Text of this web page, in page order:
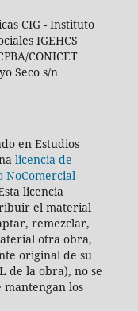
CIG - Instituto
IGEHCS
CONICET
Seco s/n
en Estudios
licencia de
NoComercial-
licencia
el material
remezclar,
otra obra,
original de su
de la obra), no se
mantengan los